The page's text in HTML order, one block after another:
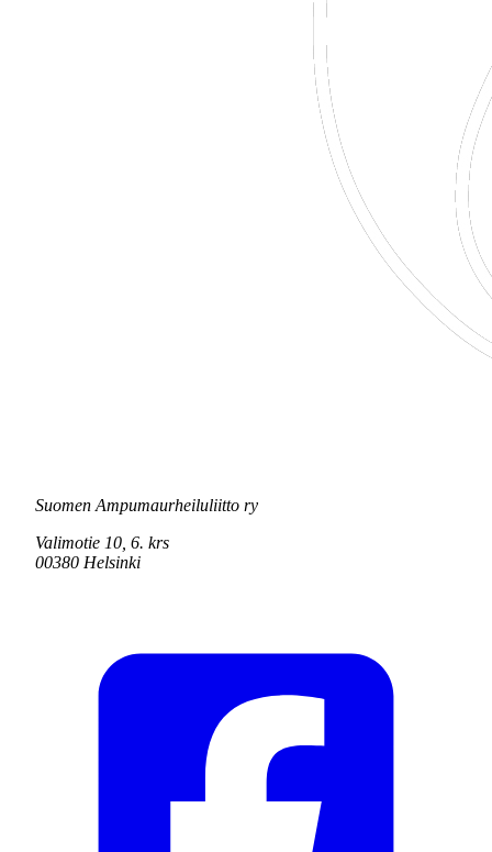
Suomen Ampumaurheiluliitto ry
Valimotie 10, 6. krs
00380 Helsinki